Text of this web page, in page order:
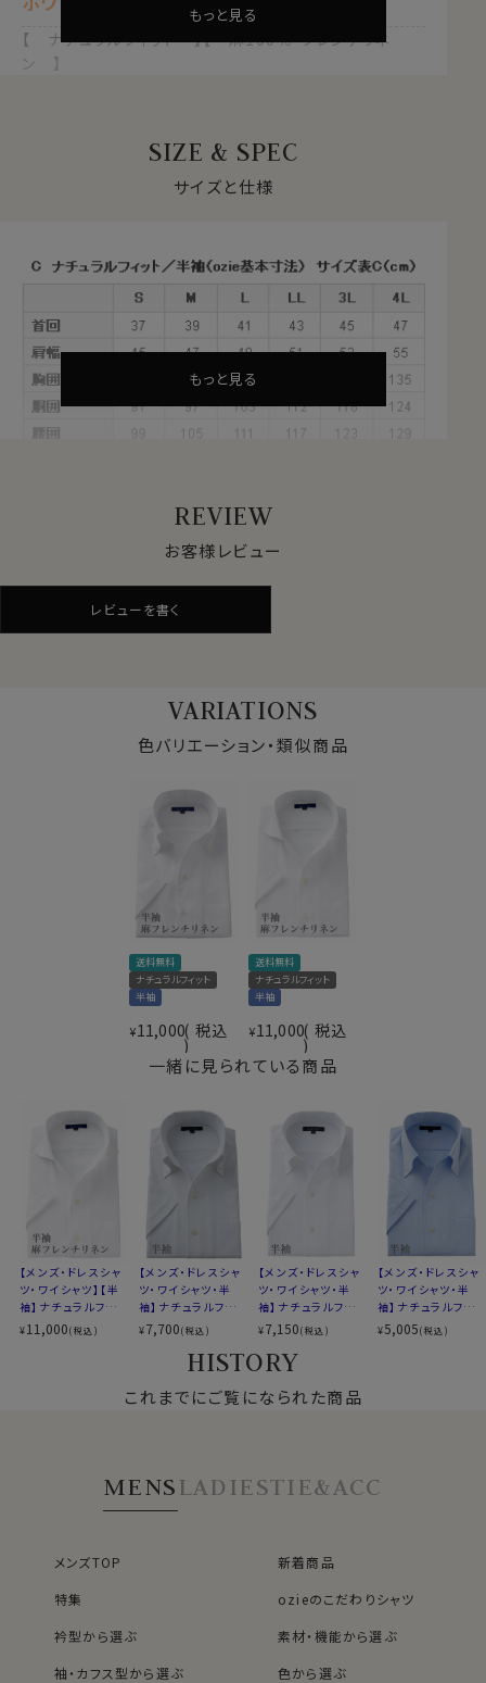
【 ナチュラルフィット 】【 麻100％・フレンチリネ
ン 】
●使用生地について＝フレンチリネン
一部の麻にみられるチクチクした感じを排除しておりま
リネンは天然繊維でありながら繊維の中でも一番の速乾
性能を誇ります。
暑い夏場、汗をかいたときに不快なのが乾きが遅く湿っ
※生地に多少のネップ・節が見られる場合がございます
が、これは麻という素材の特性上によるものとなります。
ご容赦くださいませ。
●衿型について
衿開きのいいノーネクタイ専用シャツ＝イタリアンカラ
さらに一番上にボタンのないオープンなスキッパータイ
リネンシャツといえどもドレスシャツ(ワイシャツ)の仕様
で生産しているため、衿元しっかり！
くたっとせずきちんと衿立ち、きれいな衿ロールが出るよ
洗いざらしのリネンを使用したカジュアルライクなシャツ
は探せばいくらでもあります。
ドレッシーに仕上げたい、そして麻特有
の質感を最初から味わってもらいたいとの考えから、あえ
てノンウオッシュのきれいな状態でお届けしております。
●スタイルについて
着丈は通常のドレスシャツより6cmほど短め。
●お手入れについて
洗濯に強く、洗うほどに柔らかさを増し、味わい深く肌に
なじむリネンシャツ。
ozieで使用しておりますリネンはご家庭洗濯を推奨して
ネットに入れて洗濯、洗濯後はシワを伸ばして干してくだ
麻（リネン）生地の特性上、伸縮を考慮して実寸よりやや
大きめのサイズで仕上げておりますので、お届け時はサイ
初回のお洗濯で生地がほどよく落ち着き、サイズ表記に
近いフィット感が出てまいります。
もっと見る
SIZE & SPEC
サイズと仕様
麻100％
平織
スキッパータイプ
ボタンダウン
前立て
裏前立て
後身頃
バックダーツ入り
ポケット
ポケットあり
半袖（袖口-折り返し仕上げ）
衿高
後5.0cm
サイズC
S-37・M-39・L-41・LL-43cm
3L-45・4L-47cm・全６サイズ
スタイル
ナチュラルフィット
生産国
タイルです。
着心地を考え、細いだけのシャツとは一線を画したつくり
になっています。
※43cm（LL）・45cm（3L）・47cm(4L)サイズにおいて
なサイズと同じ感覚でお選びください。
もっと見る
REVIEW
お客様レビュー
レビューを書く
VARIATIONS
色バリエーション・類似商品
送料無料
ナチュラルフィット
半袖
¥11,000 税込
送料無料
ナチュラルフィット
半袖
¥11,000 税込
一緒に見られている商品
【メンズ・ドレスシャ
ツ・ワイシャツ】【半
袖】ナチュラルフィッ
ト・麻リネン・イタリ
アンカラー・ワイドカ
¥11,000(税込)
【メンズ・ドレスシャ
ツ・ワイシャツ・半
袖】ナチュラルフィッ
ト・クールマックス・
ドライ・形態安定・か
らみ織り・イタリアン
カラー・ボタンダウ
ン・スキッパー・第一
ボタン無し
¥7,700(税込)
【メンズ・ドレスシャ
ツ・ワイシャツ・半
袖】ナチュラルフィッ
ト・クールマックス・
ドライ・形態安定・オ
ックスフォード・イタ
リアンカラー・ボタ
ンダウン・スキッパ
ー・第一ボタン無し
¥7,150(税込)
【メンズ・ドレスシャ
ツ・ワイシャツ・半
袖】ナチュラルフィッ
ト・クールマックス・
ドライ・形態安定・イ
¥5,005(税込)
HISTORY
これまでにご覧になられた商品
MENSLADIESTIE&ACC
メンズTOP
新着商品
特集
ozieのこだわりシャツ
衿型から選ぶ
素材・機能から選ぶ
袖・カフス型から選ぶ
色から選ぶ